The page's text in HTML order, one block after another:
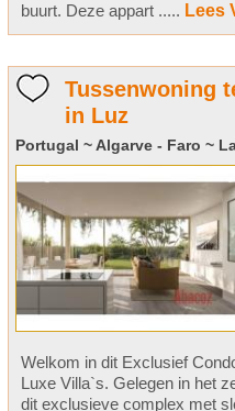
buurt. Deze appart ..... Lees
Tussenwoning
in Luz
Portugal ~ Algarve - Faro ~
Welkom in dit Exclusief
Luxe Villa`s. Gelegen in het
dit exclusieve complex met